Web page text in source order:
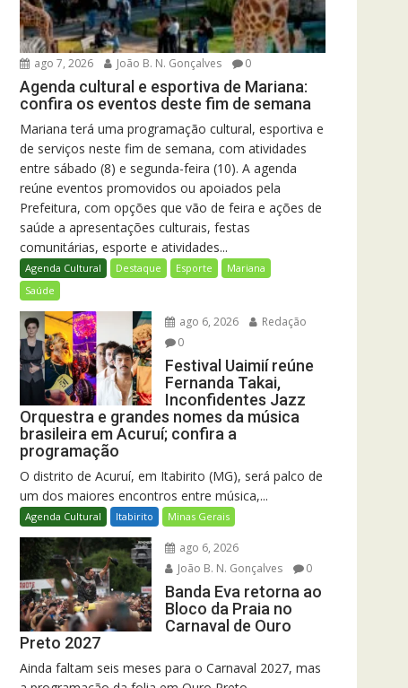
ago 7, 2026 João B. N. Gonçalves 0
Agenda cultural e esportiva de Mariana:
confira os eventos deste fim de semana
Mariana terá uma programação cultural, esportiva e
de serviços neste fim de semana, com atividades
entre sábado (8) e segunda-feira (10). A agenda
reúne eventos promovidos ou apoiados pela
Prefeitura, com opções que vão de feira e ações de
saúde a apresentações culturais, festas
comunitárias, esporte e atividades...
Agenda Cultural Destaque Esporte
Mariana
Saúde
ago 6, 2026
Redação
0
Festival Uaimií reúne
Fernanda Takai,
Inconfidentes Jazz
Orquestra e grandes nomes da música
brasileira em Acuruí; confira a
programação
O distrito de Acuruí, em Itabirito (MG), será palco de
um dos maiores encontros entre música,...
Agenda Cultural Itabirito Minas Gerais
ago 6, 2026
João B. N. Gonçalves
0
Banda Eva retorna ao
Bloco da Praia no
Carnaval de Ouro
Preto 2027
Ainda faltam seis meses para o Carnaval 2027, mas